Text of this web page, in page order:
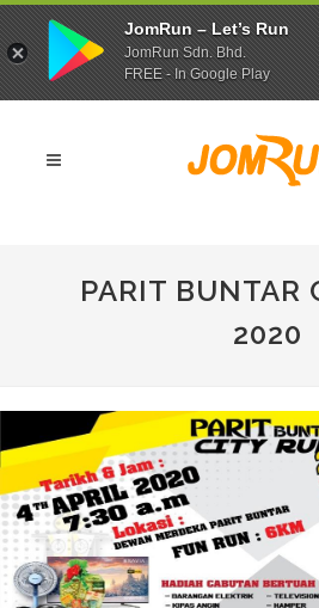
PARIT BUNTAR
2020
JomRun – Let’s Run
JomRun Sdn. Bhd.
FREE - In Google Play